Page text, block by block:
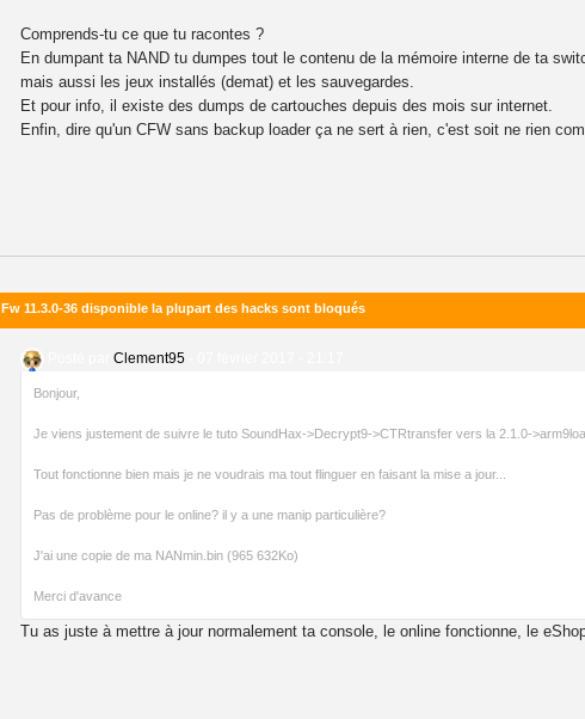
Comprends-tu ce que tu racontes ?
En dumpant ta NAND tu dumpes tout le contenu de la mémoire interne de ta
mais aussi les jeux installés (demat) et les sauvegardes.
Et pour info, il existe des dumps de cartouches depuis des mois sur internet.
Enfin, dire qu'un CFW sans backup loader ça ne sert à rien, c'est soit ne rien
Fw 11.3.0-36 disponible la plupart des hacks sont bloqués
Clement95
Bonjour,
Je viens justement de suivre le tuto SoundHax->Decrypt9->CTRtransfer vers la 2.1.0-
Tout fonctionne bien mais je ne voudrais ma tout flinguer en faisant la mise a jour...
Pas de problème pour le online? il y a une manip particulière?
J'ai une copie de ma NANmin.bin (965 632Ko)
Merci d'avance
Tu as juste à mettre à jour normalement ta console, le online fonctionne, le